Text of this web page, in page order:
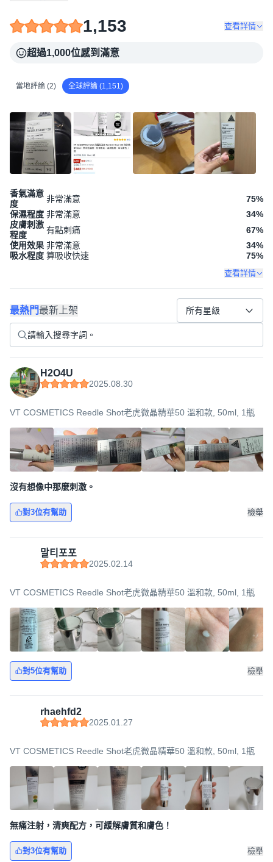
1,153 查看詳情
超過1,000位感到滿意
當地評論 (2) 全球評論 (1,151)
香氣滿意
度
非常滿意 75%
保濕程度 非常滿意 34%
皮膚刺激
程度
有點刺痛 67%
使用效果 非常滿意 34%
吸水程度 算吸收快速 75%
查看詳情
最熱門最新上架 所有星級
H2O4U
2025.08.30
VT COSMETICS Reedle Shot老虎微晶精華50 溫和款, 50ml, 1瓶
沒有想像中那麼刺激。
對3位有幫助 檢舉
말티포포
2025.02.14
VT COSMETICS Reedle Shot老虎微晶精華50 溫和款, 50ml, 1瓶
對5位有幫助 檢舉
rhaehfd2
2025.01.27
VT COSMETICS Reedle Shot老虎微晶精華50 溫和款, 50ml, 1瓶
無痛注射，清爽配方，可緩解膚質和膚色！
對3位有幫助 檢舉